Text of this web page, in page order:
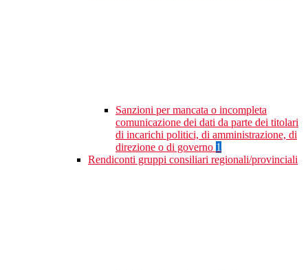
Sanzioni per mancata o incompleta
comunicazione dei dati da parte dei titolari
di incarichi politici, di amministrazione, di
direzione o di governo 1
Rendiconti gruppi consiliari regionali/provinciali